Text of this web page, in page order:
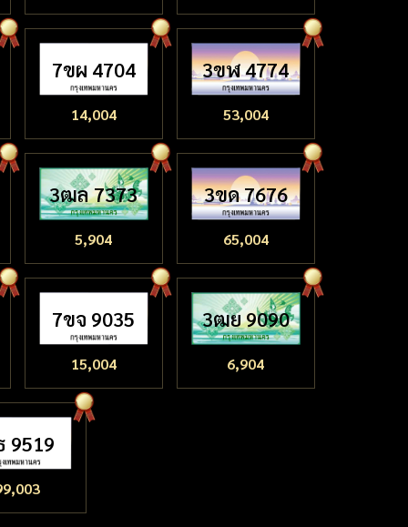
7ขผ 4704
14,004
3ขฬ 4774
53,004
3ฒล 7373
5,904
3ขด 7676
65,004
7ขจ 9035
15,004
3ฒย 9090
6,904
9519